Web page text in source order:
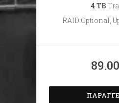
4 TB
RAID:Optional,